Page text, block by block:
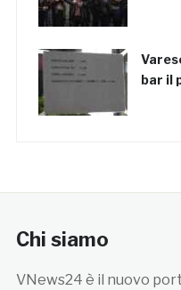
bar il
Chi siamo
VNews24 è il nuovo